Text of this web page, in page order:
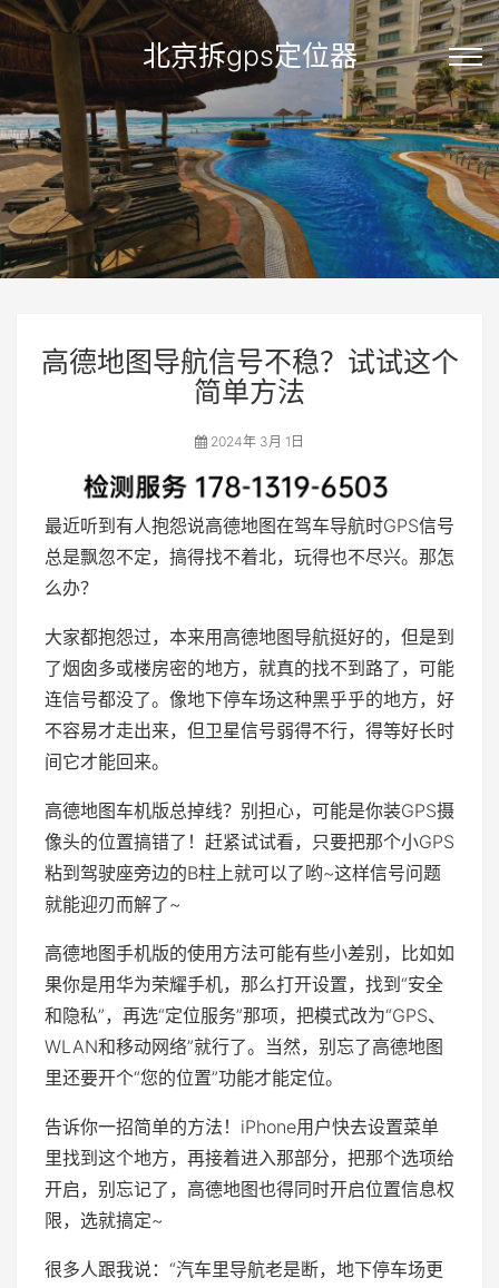
北京拆gps定位器
高德地图导航信号不稳？试试这个
简单方法
2024年 3月 1日
最近听到有人抱怨说高德地图在驾车导航时GPS信号
总是飘忽不定，搞得找不着北，玩得也不尽兴。那怎
么办？
大家都抱怨过，本来用高德地图导航挺好的，但是到
了烟囱多或楼房密的地方，就真的找不到路了，可能
连信号都没了。像地下停车场这种黑乎乎的地方，好
不容易才走出来，但卫星信号弱得不行，得等好长时
间它才能回来。
高德地图车机版总掉线？别担心，可能是你装GPS摄
像头的位置搞错了！赶紧试试看，只要把那个小GPS
粘到驾驶座旁边的B柱上就可以了哟~这样信号问题
就能迎刃而解了~
高德地图手机版的使用方法可能有些小差别，比如如
果你是用华为荣耀手机，那么打开设置，找到“安全
和隐私”，再选“定位服务”那项，把模式改为“GPS、
WLAN和移动网络”就行了。当然，别忘了高德地图
里还要开个“您的位置”功能才能定位。
告诉你一招简单的方法！iPhone用户快去设置菜单
里找到这个地方，再接着进入那部分，把那个选项给
开启，别忘记了，高德地图也得同时开启位置信息权
限，选就搞定~
很多人跟我说：“汽车里导航老是断，地下停车场更